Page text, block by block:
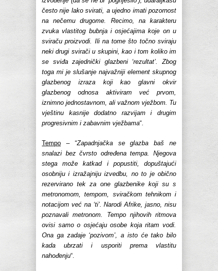
često nije lako svirati, a ujedno imati pozornost
na nečemu drugome. Recimo, na karakteru
zvuka vlastitog bubnja i osjećajima koje on u
sviraču proizvodi. Ili na tome što točno sviraju
neki drugi svirači u skupini, kao i tom koliko im
se sviđa zajednički glazbeni ‘rezultat’. Zbog
toga mi je slušanje najvažniji element skupnog
glazbenog izraza koji kao glavni okvir
glazbenog odnosa aktiviram već prvom,
iznimno jednostavnom, ali važnom vježbom. Tu
vještinu kasnije dodatno razvijam i drugim
progresivnim i zabavnim vježbama“.
Tempo – “Zapadnjačka se glazba baš ne
snalazi bez čvrsto određena tempa. Njegova
stega može katkad i popustiti, dopuštajući
osobniju i izražajniju izvedbu, no to je obično
rezervirano tek za one glazbenike koji su s
metronomom, tempom, sviračkom tehnikom i
notacijom već na ‘ti’. Narodi Afrike, jasno, nisu
poznavali metronom. Tempo njihovih ritmova
ovisi samo o osjećaju osobe koja ritam vodi.
Ona ga zadaje ‘pozivom’, a isto će tako bilo
kada ubrzati i usporiti prema vlastitu
nahođenju“.